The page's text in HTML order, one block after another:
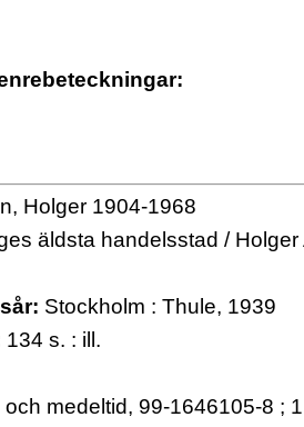
Holger 1904-1968
äldsta handelsstad / Holger
Stockholm : Thule, 1939
134 s. : ill.
och medeltid, 99-1646105-8 ; 1